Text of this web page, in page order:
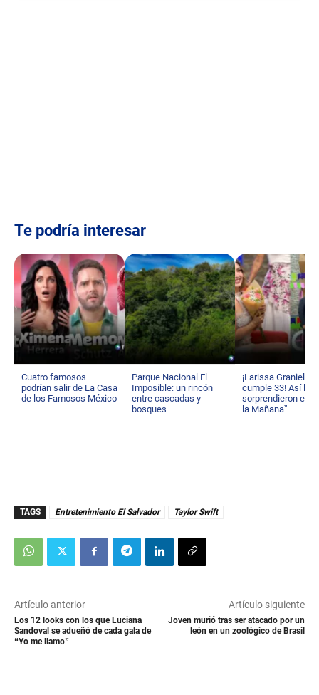
Te podría interesar
Cuatro famosos
podrían salir de La Casa
de los Famosos México
Parque Nacional El
Imposible: un rincón
entre cascadas y
bosques
¡Larissa Graniello
cumple 33! Así la
sorprendieron en
la Mañana”
TAGS Entretenimiento El Salvador Taylor Swift
Artículo anterior
Los 12 looks con los que Luciana
Sandoval se adueñó de cada gala de
“Yo me llamo”
Artículo siguiente
Joven murió tras ser atacado por un
león en un zoológico de Brasil